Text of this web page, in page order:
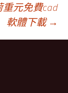
元免費cad
軟體下載 →